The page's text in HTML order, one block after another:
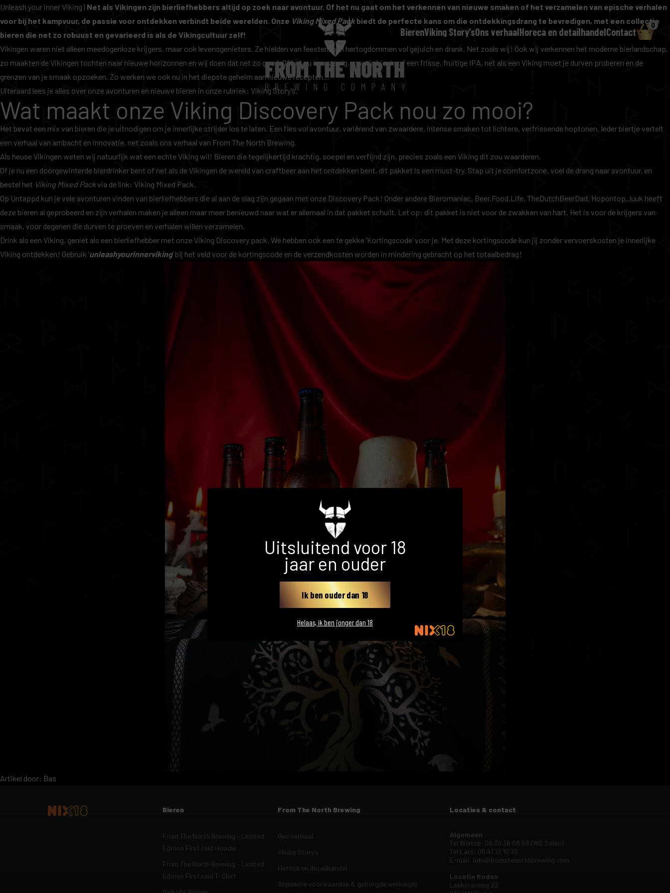
Uitsluitend voor 18
jaar en ouder
Ik ben ouder dan 18
Helaas, ik ben jonger dan 18
BierenViking Story’sOns verhaalHoreca en detailhandelContact
0
Unleash your inner Viking | Net als Vikingen zijn bierliefhebbers altijd op zoek naar avontuur. Of het nu gaat om het verkennen van nieuwe smaken of het verzamelen van epische verhalen
voor bij het kampvuur, de passie voor ontdekken verbindt beide werelden. Onze Viking Mixed Packbiedt de perfecte kans om die ontdekkingsdrang te bevredigen, met een collectie
bieren die net zo robuust en gevarieerd is als de Vikingcultuur zelf!
Vikingen waren niet alleen meedogenloze krijgers, maar ook levensgenieters. Ze hielden van feesten, hun hertogdommen vol gejuich en drank. Net zoals wij! Ook wij verkennen het moderne bierlandschap,
zo maakten de Vikingen tochten naar nieuwe horizonnen en wij doen dat net zo goed. Of het nu een stevig, moutig bier is of een frisse, fruitige IPA, net als een Viking moet je durven proberen en de
grenzen van je smaak opzoeken. Zo werken we ook nu in het diepste geheim aan nieuwe recepten…
Uiteraard lees je alles over onze avonturen en nieuwe bieren in onze rubriek: Viking Story’s.
Wat maakt onze Viking Discovery Pack nou zo mooi?
Het bevat een mix van bieren die je uitnodigen om je innerlijke strijder los te laten. Een fles vol avontuur, variërend van zwaardere, intense smaken tot lichtere, verfrissende hoptonen. Ieder biertje vertelt
een verhaal van ambacht en innovatie, net zoals ons verhaal van From The North Brewing.
Als heuse Vikingen weten wij natuurlijk wat een echte Viking wil! Bieren die tegelijkertijd krachtig, soepel en verfijnd zijn, precies zoals een Viking dit zou waarderen.
Of je nu een doorgewinterde bierdrinker bent of net als de Vikingen de wereld van craftbeer aan het ontdekken bent, dit pakket is een must-try. Stap uit je comfortzone, voel de drang naar avontuur, en
bestel het Viking Mixed Packvia de link: Viking Mixed Pack.
Op Untappd kun je vele avonturen vinden van bierliefhebbers die al aan de slag zijn gegaan met onze Discovery Pack! Onder andere Bieromaniac, Beer.Food.Life, TheDutchBeerDad, Hopontop_luuk heeft
deze bieren al geprobeerd en zijn verhalen maken je alleen maar meer benieuwd naar wat er allemaal in dat pakket schuilt. Let op: dit pakket is niet voor de zwakken van hart. Het is voor de krijgers van
smaak, voor degenen die durven te proeven en verhalen willen verzamelen.
Drink als een Viking, geniet als een bierliefhebber met onze Viking Discovery pack. We hebben ook een te gekke ‘Kortingscode’ voor je. Met deze kortingscode kun jij zonder vervoerskosten je innerlijke
Viking ontdekken! Gebruik ‘unleashyourinnerviking‘ bij het veld voor de kortingscode en de verzendkosten worden in mindering gebracht op het totaalbedrag!
Artikel door: Bas
Bieren
From The North Brewing – Limited
Edition First raid Hoodie
From The North Brewing - Limited
Edition First raid T-Shirt
From The North Brewing
Ons verhaal
Viking Story’s
Horeca en detailhandel
Algemene voorwaarden & geborgde werkwijze
Locaties & contact
Algemeen
Tel Wietse: 06 30 36 68 58 (WB Sales)
Tel Lars: 06 41 12 10 39
E-mail: info@fromthenorthbrewing.com
Locatie Roden
Leeksterweg 22